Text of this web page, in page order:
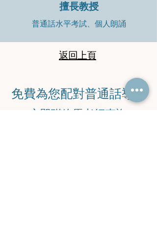
擅長教授
普通話水平考試、個人朗誦
返回上頁
​免費為您配對普通話導師
​立即聯絡馬老師查詢